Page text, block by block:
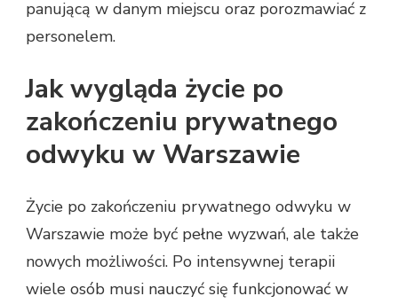
panującą w danym miejscu oraz porozmawiać z
personelem.
Jak wygląda życie po
zakończeniu prywatnego
odwyku w Warszawie
Życie po zakończeniu prywatnego odwyku w
Warszawie może być pełne wyzwań, ale także
nowych możliwości. Po intensywnej terapii
wiele osób musi nauczyć się funkcjonować w